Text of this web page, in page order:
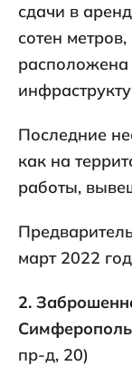
сдачи в
сотен
расположена
Последние
как на
работы,
март 2022
2.
пр-д, 20)